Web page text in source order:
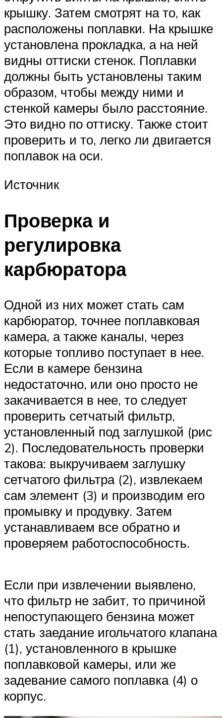
крышку. Затем смотрят на то, как
расположены поплавки. На крышке
установлена прокладка, а на ней
видны оттиски стенок. Поплавки
должны быть установлены таким
образом, чтобы между ними и
стенкой камеры было расстояние.
Это видно по оттиску. Также стоит
проверить и то, легко ли двигается
поплавок на оси.
Источник
Проверка и
регулировка
карбюратора
Одной из них может стать сам
карбюратор, точнее поплавковая
камера, а также каналы, через
которые топливо поступает в нее.
Если в камере бензина
недостаточно, или оно просто не
закачивается в нее, то следует
проверить сетчатый фильтр,
установленный под заглушкой (рис
2). Последовательность проверки
такова: выкручиваем заглушку
сетчатого фильтра (2), извлекаем
сам элемент (3) и производим его
промывку и продувку. Затем
устанавливаем все обратно и
проверяем работоспособность.
Если при извлечении выявлено,
что фильтр не забит, то причиной
непоступающего бензина может
стать заедание игольчатого клапана
(1), установленного в крышке
поплавковой камеры, или же
задевание самого поплавка (4) о
корпус.